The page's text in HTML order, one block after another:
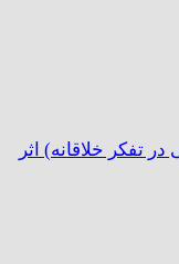
تفکر خلاقانه) اثر